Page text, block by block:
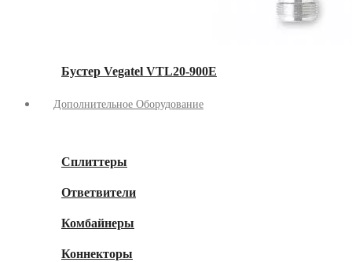
Бустер Vegatel VTL20-900E
Дополнительное Оборудование
Сплиттеры
Ответвители
Комбайнеры
Коннекторы